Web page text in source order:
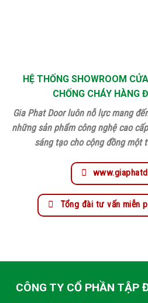
HỆ THỐNG SHOWROOM
CHỐNG CHÁY HÀNG
Gia Phat Door luôn nỗ lực mang
những sản phẩm công nghệ cao
sáng tạo cho cộng đồng một
Tổng đài tư vấn miễn
CÔNG TY CỔ PHẦN TẬP